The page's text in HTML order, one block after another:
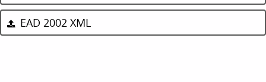
EAD 2002 XML